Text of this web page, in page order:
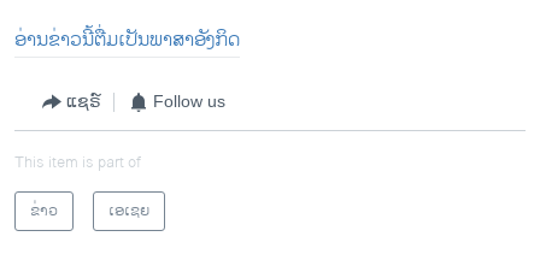
ອ່ານຂ່າວນີ້ຕື່ມເປັນພາສາອັງກິດ
ແຊຣ໌ Follow us
This item is part of
ຂ່າວ
ເອເຊຍ